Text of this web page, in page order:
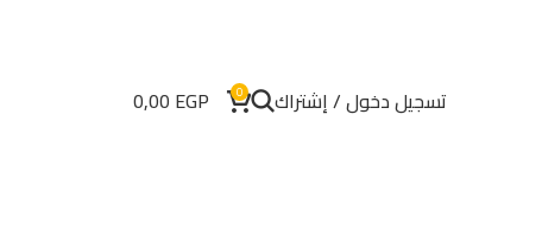
تسجيل دخول / إشتراك 0
0,00 EGP